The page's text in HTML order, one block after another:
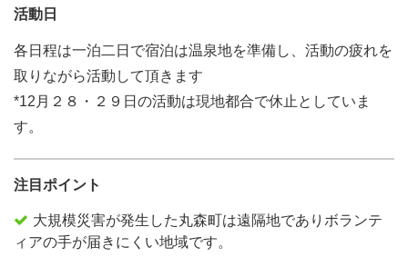
活動日
各日程は一泊二日で宿泊は温泉地を準備し、活動の疲れを
取りながら活動して頂きます
*12月２８・２９日の活動は現地都合で休止としていま
す。
注目ポイント
大規模災害が発生した丸森町は遠隔地でありボランテ
ィアの手が届きにくい地域です。